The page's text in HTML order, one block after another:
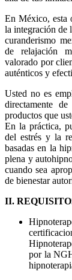
En México, esta
la integración de
curanderismo
de relajación
valorado por
auténticos y
Usted no es
directamente
productos que
En la práctica,
del estrés y la
basadas en la
plena y
cuando sea
de bienestar
II.
por la